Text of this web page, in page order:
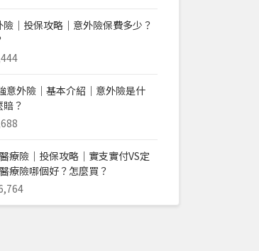
｜投保攻略｜意外險保費多少？
意外險｜基本介紹｜意外險是什
？
療險｜投保攻略｜實支實付VS定
療險哪個好？怎麼買？